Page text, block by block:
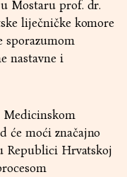
Mostaru prof. dr.
liječničke komore
sporazumom
nastavne i
će moći značajno
Republici Hrvatskoj